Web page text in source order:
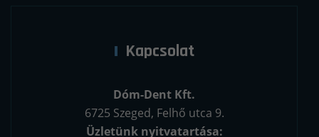
Kapcsolat
Dóm-Dent Kft.
6725 Szeged, Felhő utca 9.
Üzletünk nyitvatartása: